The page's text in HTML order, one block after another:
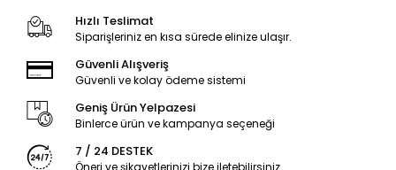
Hızlı Teslimat
Siparişleriniz en kısa sürede elinize ulaşır.
Güvenli Alışveriş
Güvenli ve kolay ödeme sistemi
Geniş Ürün Yelpazesi
Binlerce ürün ve kampanya seçeneği
7 / 24 DESTEK
Öneri ve şikayetlerinizi bize iletebilirsiniz.